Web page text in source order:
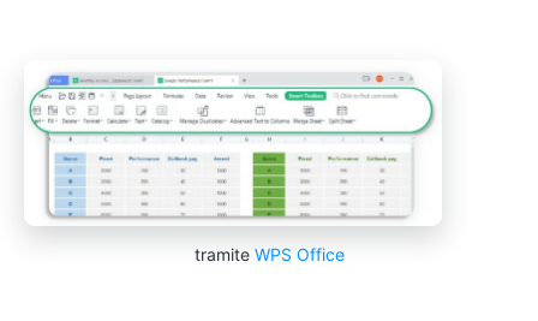
tramite WPS Office